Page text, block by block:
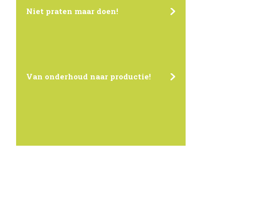
Niet praten maar doen!
Van onderhoud naar productie!